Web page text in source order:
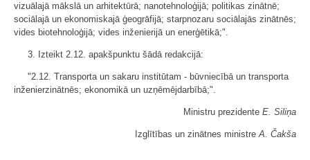
vizuālajā mākslā un arhitektūrā; nanotehnoloģijā; politikas zinātnē;
sociālajā un ekonomiskajā ģeogrāfijā; starpnozaru sociālajās zinātnēs;
vides biotehnoloģijā; vides inženierijā un enerģētikā;".
3. Izteikt 2.12. apakšpunktu šādā redakcijā:
"2.12. Transporta un sakaru institūtam - būvniecībā un transporta
inženierzinātnēs; ekonomikā un uzņēmējdarbībā;".
Ministru prezidente E. Siliņa
Izglītības un zinātnes ministreA. Čakša